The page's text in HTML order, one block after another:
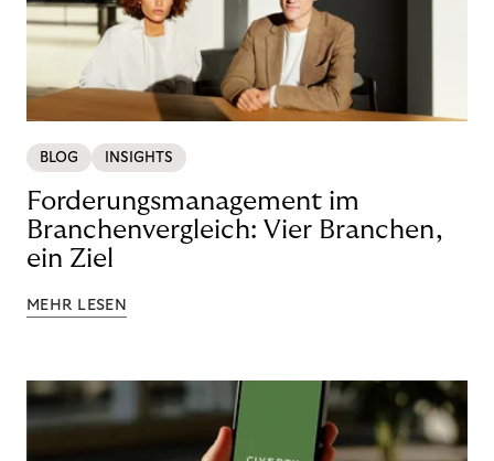
BLOG INSIGHTS
Forderungsmanagement im
Branchenvergleich: Vier Branchen,
ein Ziel
MEHR LESEN